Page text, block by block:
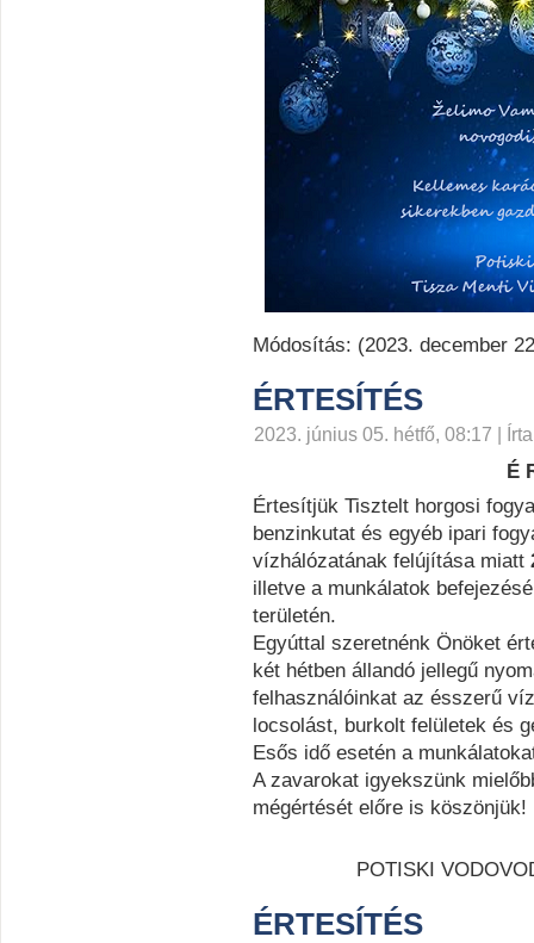
Módosítás: (2023. december
ÉRTESÍTÉS
2023. június 05. hétfő, 08:17 |
É
Értesítjük Tisztelt horgosi
benzinkutat és egyéb ipari
vízhálózatának felújítása miatt
illetve a munkálatok
területén.
Egyúttal szeretnénk Önöket
két hétben állandó jellegű
felhasználóinkat az ésszerű
locsolást, burkolt felületek és
Esős idő esetén a
A zavarokat igyekszünk
mégértését előre is köszönjük!
POTISKI
ÉRTESÍTÉS